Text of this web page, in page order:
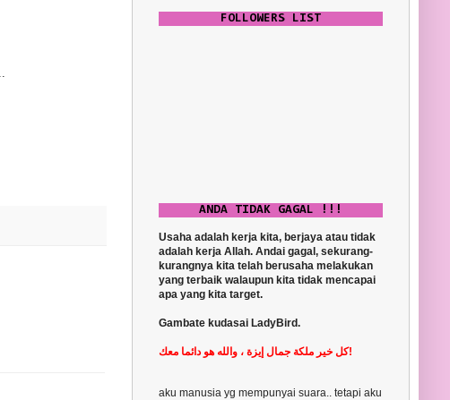
FOLLOWERS LIST
ANDA TIDAK GAGAL !!!
Usaha adalah kerja kita, berjaya atau tidak
adalah kerja Allah. Andai gagal, sekurang-
kurangnya kita telah berusaha melakukan
yang terbaik walaupun kita tidak mencapai
apa yang kita target.
Gambate kudasai LadyBird.
كل خير ملكة جمال إيزة ، والله هو دائما معك!
aku manusia yg mempunyai suara.. tetapi aku